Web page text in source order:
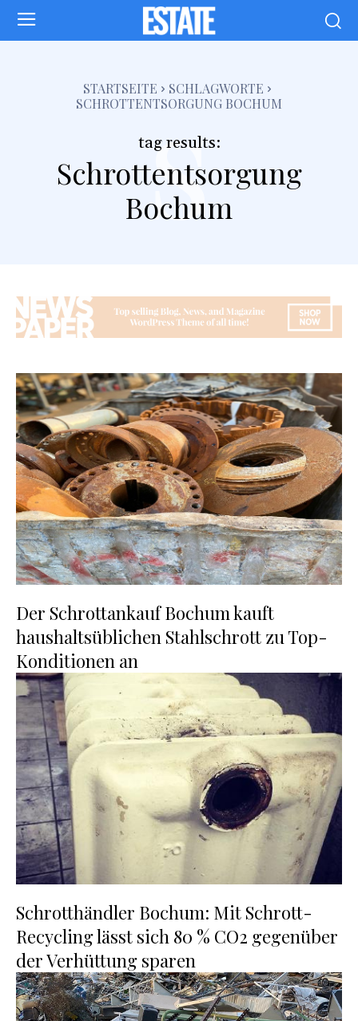
STARTSEITE
SCHLAGWORTE
SCHROTTENTSORGUNG BOCHUM
tag results:
Schrottentsorgung
Bochum
s
Der Schrottankauf Bochum kauft
haushaltsüblichen Stahlschrott zu Top-
Konditionen an
Schrotthändler Bochum: Mit Schrott-
Recycling lässt sich 80 % CO2 gegenüber
der Verhüttung sparen